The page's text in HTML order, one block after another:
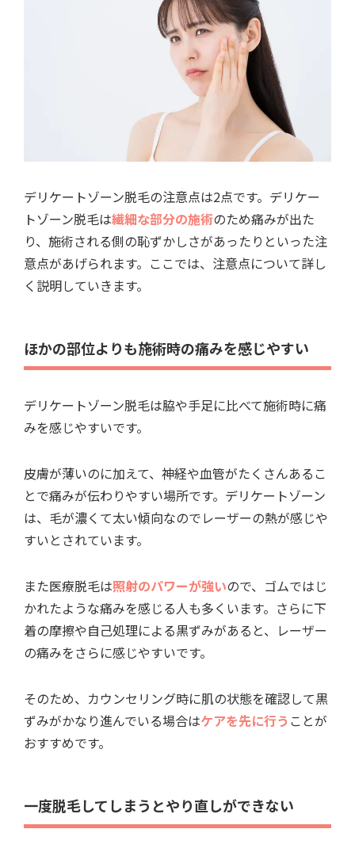
デリケートゾーン脱毛の注意点は2点です。デリケー
トゾーン脱毛は繊細な部分の施術のため痛みが出た
り、施術される側の恥ずかしさがあったりといった注
意点があげられます。ここでは、注意点について詳し
く説明していきます。
ほかの部位よりも施術時の痛みを感じやすい
デリケートゾーン脱毛は脇や手足に比べて施術時に痛
みを感じやすいです。
皮膚が薄いのに加えて、神経や血管がたくさんあるこ
とで痛みが伝わりやすい場所です。デリケートゾーン
は、毛が濃くて太い傾向なのでレーザーの熱が感じや
すいとされています。
また医療脱毛は照射のパワーが強いので、ゴムではじ
かれたような痛みを感じる人も多くいます。さらに下
着の摩擦や自己処理による黒ずみがあると、レーザー
の痛みをさらに感じやすいです。
そのため、カウンセリング時に肌の状態を確認して黒
ずみがかなり進んでいる場合はケアを先に行う ことが
おすすめです。
一度脱毛してしまうとやり直しができない